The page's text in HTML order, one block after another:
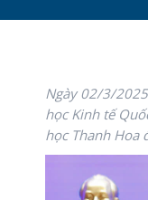
Ngày 02/3/
học Kinh tế
học Thanh Hoa